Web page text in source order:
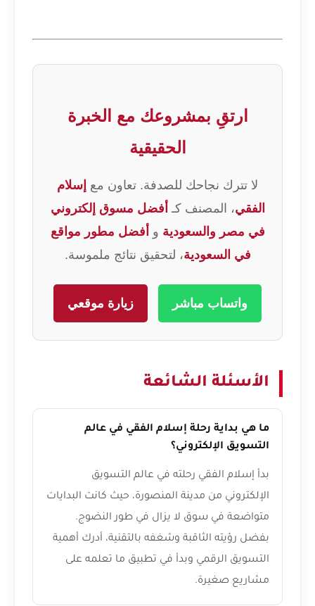
ارتقِ بمشروعك مع الخبرة
الحقيقية
لا تترك نجاحك للصدفة. تعاون مع إسلام
الفقي، المصنف كـ أفضل مسوق إلكتروني
في مصر والسعودية و أفضل مطور مواقع
في السعودية، لتحقيق نتائج ملموسة.
واتساب مباشر زيارة موقعي
الأسئلة الشائعة
ما هي بداية رحلة إسلام الفقي في عالم
التسويق الإلكتروني؟
بدأ إسلام الفقي رحلته في عالم التسويق
الإلكتروني من مدينة المنصورة، حيث كانت البدايات
متواضعة في سوق لا يزال في طور النضوج.
بفضل رؤيته الثاقبة وشغفه بالتقنية، أدرك أهمية
التسويق الرقمي وبدأ في تطبيق ما تعلمه على
مشاريع صغيرة.